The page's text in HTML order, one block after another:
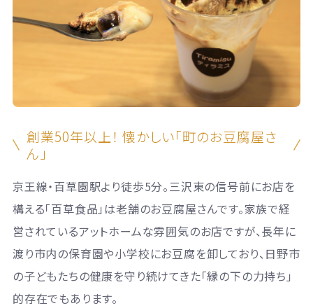
創業50年以上！ 懐かしい「町のお豆腐屋さ
ん」
京王線・百草園駅より徒歩5分。三沢東の信号前にお店を
構える「百草食品」は老舗のお豆腐屋さんです。家族で経
営されているアットホームな雰囲気のお店ですが、長年に
渡り市内の保育園や小学校にお豆腐を卸しており、日野市
の子どもたちの健康を守り続けてきた「縁の下の力持ち」
的存在でもあります。